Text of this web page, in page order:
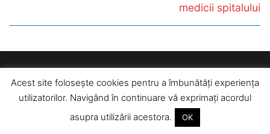
medicii spitalului
"Prof. Dr. Mircea Olteanu".
Acest site folosește cookies pentru a îmbunătăți experiența
utilizatorilor. Navigând în continuare vă exprimați acordul
asupra utilizării acestora.
OK